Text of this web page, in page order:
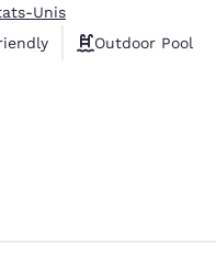
Unis
Outdoor Pool